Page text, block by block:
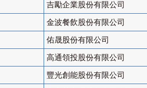
吉勵企業股份有限公司
金波餐飲股份有限公司
佑晟股份有限公司
高通領投股份有限公司
豐光創能股份有限公司